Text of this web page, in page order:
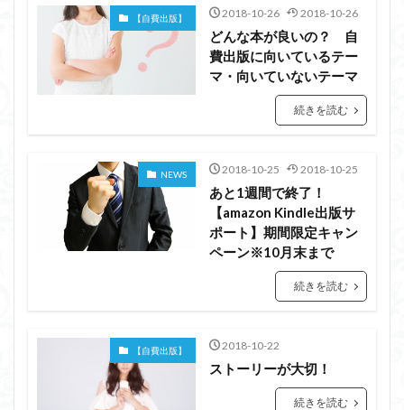
【自費出版】 2018-10-26 2018-10-26
どんな本が良いの？ 自
費出版に向いているテー
マ・向いていないテーマ
続きを読む
NEWS 2018-10-25 2018-10-25
あと1週間で終了！
【amazon Kindle出版サ
ポート】期間限定キャン
ペーン※10月末まで
続きを読む
【自費出版】 2018-10-22
ストーリーが大切！
続きを読む